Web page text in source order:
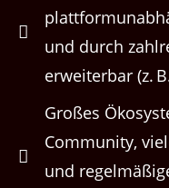
und durch
erweiterbar (z.
Großes
Community,
und